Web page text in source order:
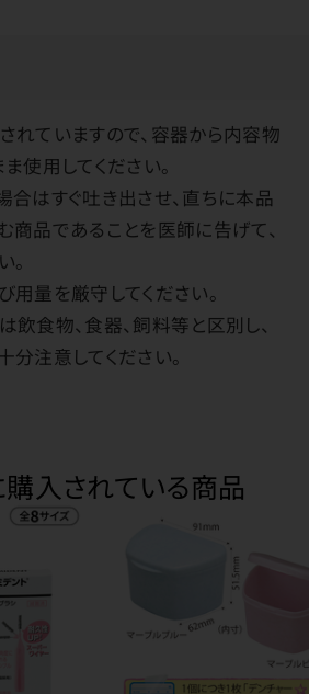
れていますので、容器から内容物
使用してください。
はすぐ吐き出させ、直ちに本品
商品であることを医師に告げて、
。
量を厳守してください。
食物、食器、飼料等と区別し、
分注意してください。
購入されている商品